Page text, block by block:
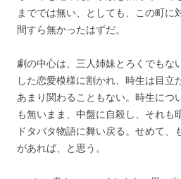
まででは無い、としても、この町に
間すら無かったはずだ。
劇の中心は、三人姉妹とろくでもな
した恋愛模様に割かれ、時生は目立
あまり関わることもない。時生につ
も無いまま、中盤に自殺し、それも
ドタバタ物語に舞い戻る。せめて、
があれば、と思う。